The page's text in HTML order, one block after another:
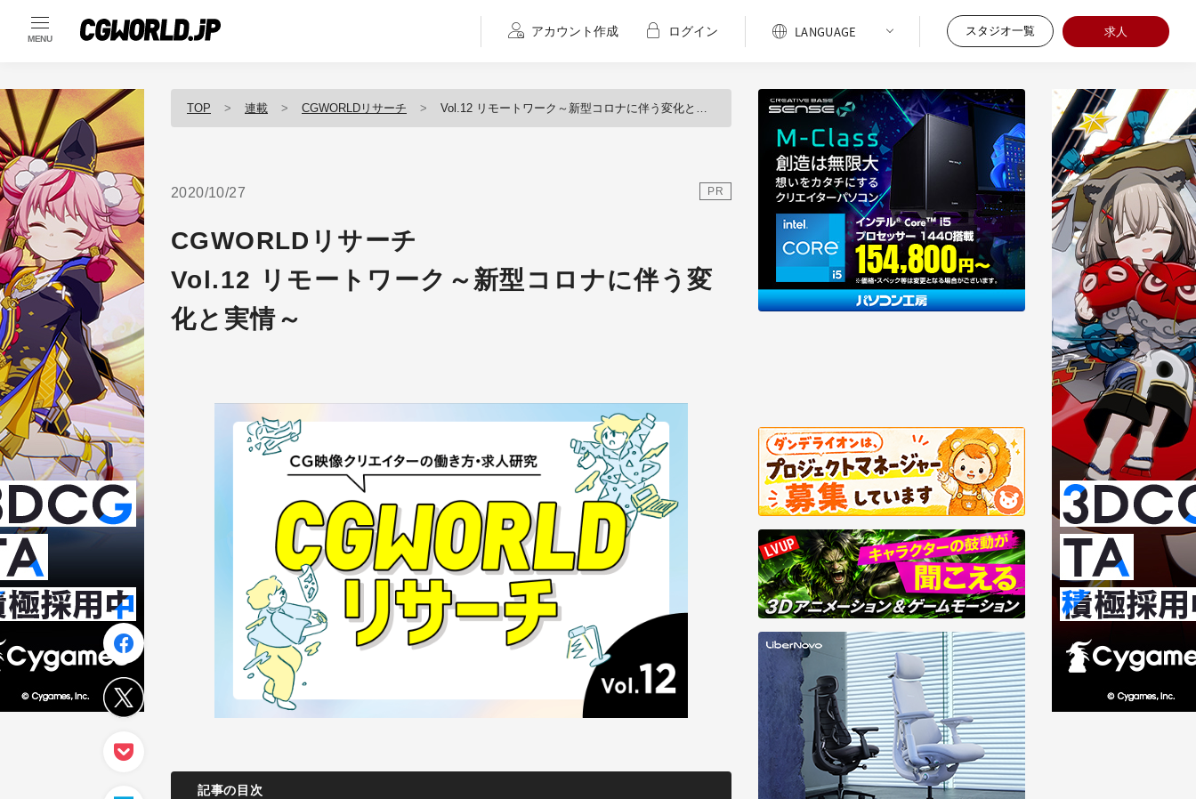
MENU
アカウント作成 ログイン スタジオ一覧 求人
TOP 連載 CGWORLDリサーチ Vol.12 リモートワーク～新型コロナに伴う変化と実情～
2020/10/27 PR
CGWORLDリサーチ
Vol.12 リモートワーク～新型コロナに伴う変
化と実情～
記事の目次